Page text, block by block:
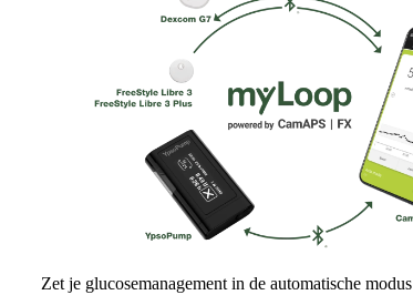
Zet je glucosemanagement in de automatische modus